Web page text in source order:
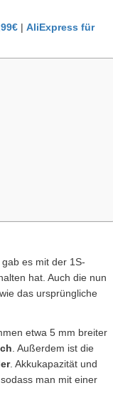
| AliExpress für
es mit der 1S-
hat. Auch die nun
das ursprüngliche
etwa 5 mm breiter
. Außerdem ist die
. Akkukapazität und
man mit einer